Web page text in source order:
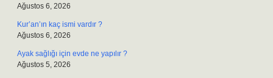
Ağustos 6, 2026
Kur’an’ın kaç ismi vardır ?
Ağustos 6, 2026
Ayak sağlığı için evde ne yapılır ?
Ağustos 5, 2026